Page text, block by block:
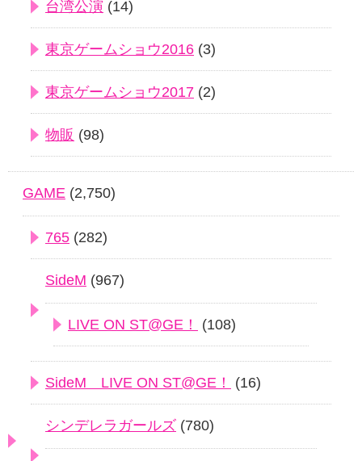
台湾公演 (14)
東京ゲームショウ2016 (3)
東京ゲームショウ2017 (2)
物販 (98)
GAME (2,750)
765 (282)
SideM (967)
LIVE ON ST@GE！ (108)
SideM LIVE ON ST@GE！ (16)
シンデレラガールズ (780)